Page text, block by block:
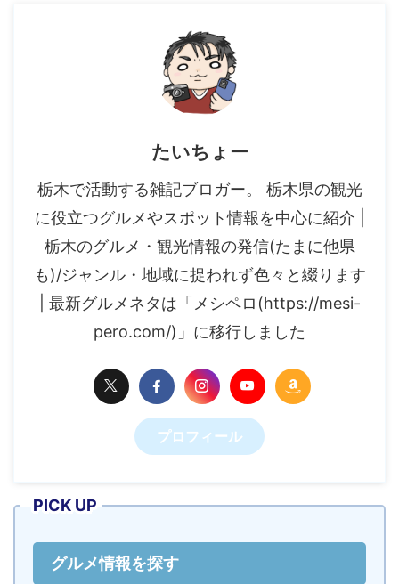
たいちょー
栃木で活動する雑記ブロガー。 栃木県の観光
に役立つグルメやスポット情報を中心に紹介 |
栃木のグルメ・観光情報の発信(たまに他県
も)/ジャンル・地域に捉われず色々と綴ります
| 最新グルメネタは「メシペロ(https://mesi-
pero.com/)」に移行しました
プロフィール
PICK UP
グルメ情報を探す